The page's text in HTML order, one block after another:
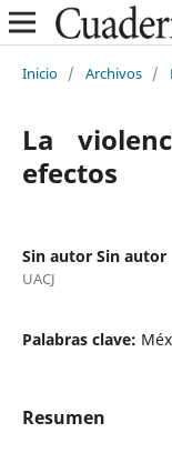
Inicio / Archivos /
La
efectos
Sin autor Sin autor
UACJ
Palabras clave:
Resumen